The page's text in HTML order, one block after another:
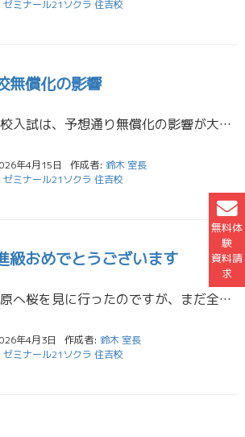
無料体
験
資料請
求
ゼミナール21ソクラ 住吉校
無償化の影響
今年の高校入試は、予想通り無償化の影響が大きく出た入試となりました。 来年からもより色濃く影響がでてくることでしょう。では無償化によってこれから先どういったことが起こるのでしょうか。 まず無償化というのは生徒・保護者にと […]
年4月15日 作成者: 鈴木 室長
ゼミナール21ソクラ 住吉校
級おめでとうございます
先週西都原へ桜を見に行ったのですが、まだ全然開花しておらず菜の花を見て帰ってきました。南国宮崎でも4月に入りようやく桜の開花となったところが多いようです。今週末は雨予報。春は天気が変わりやすい季節です。やっと咲いた桜も残 […]
年4月3日 作成者: 鈴木 室長
ゼミナール21ソクラ 住吉校